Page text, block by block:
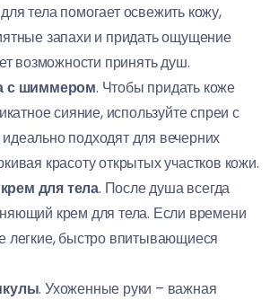
тела помогает освежить кожу,
запахи и придать ощущение
возможности принять душ.
с шиммером. Чтобы придать коже
сияние, используйте спреи с
подходят для вечерних
красоту открытых участков кожи.
для тела. После душа всегда
крем для тела. Если времени
легкие, быстро впитывающиеся
. Ухоженные руки – важная